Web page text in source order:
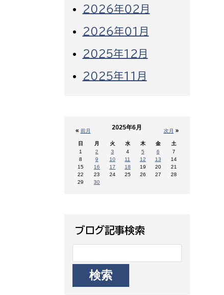
2026年02月
2026年01月
2025年12月
2025年11月
« 前月 次月 »
2025年6月
日 月 火 水 木 金
土
1
2 3 4 5 6
7
8
9 10 11 12 13
14
15
16 17 18 19 20
21
22
23 24 25 26 27
28
29
30
ブログ記事検索